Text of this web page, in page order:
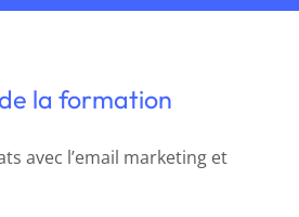
la formation
avec l’email marketing et